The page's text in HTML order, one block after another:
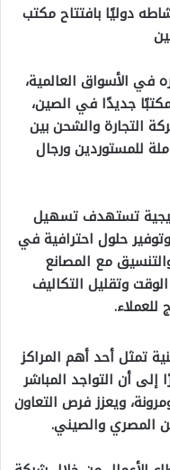
دوليًا بافتتاح مكتب
الأسواق العالمية،
جديدًا في الصين،
التجارة والشحن بين
للمستوردين ورجال
تستهدف تسهيل
حلول احترافية في
مع المصانع
وتقليل التكاليف
تمثل أحد أهم المراكز
إلى أن التواجد المباشر
ويعزز فرص التعاون
المصري والصيني.